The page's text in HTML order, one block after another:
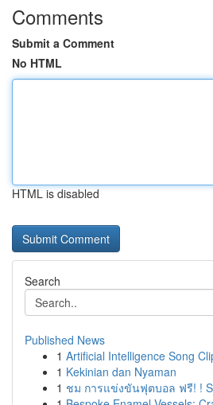
Comments
Submit a Comment
No HTML
HTML is disabled
Search
Published News
1 Artificial Intelligence Song
1 Kekinian dan Nyaman
1 ชม การแข่งขันฟุตบอล ฟรี! !